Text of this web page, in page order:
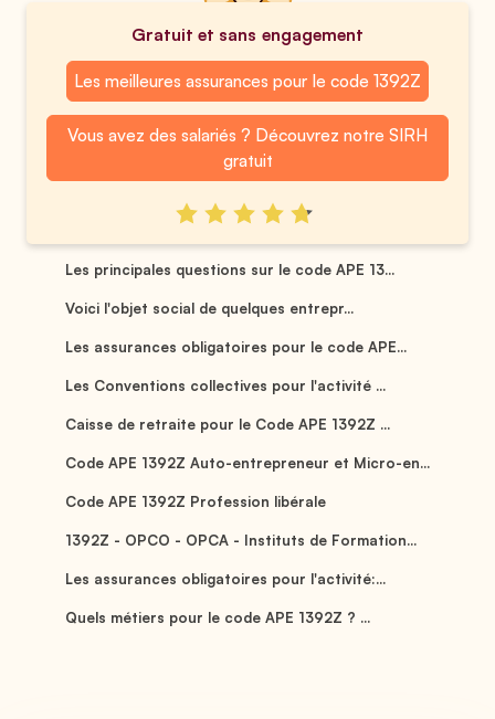
Gratuit et sans engagement
Les meilleures assurances pour le code 1392Z
Vous avez des salariés ? Découvrez notre SIRH
gratuit
Les principales questions sur le code APE 13...
Voici l'objet social de quelques entrepr...
Les assurances obligatoires pour le code APE...
Les Conventions collectives pour l'activité ...
Caisse de retraite pour le Code APE 1392Z ...
Code APE 1392Z Auto-entrepreneur et Micro-en...
Code APE 1392Z Profession libérale
1392Z - OPCO - OPCA - Instituts de Formation...
Les assurances obligatoires pour l'activité:...
Quels métiers pour le code APE 1392Z ? ...